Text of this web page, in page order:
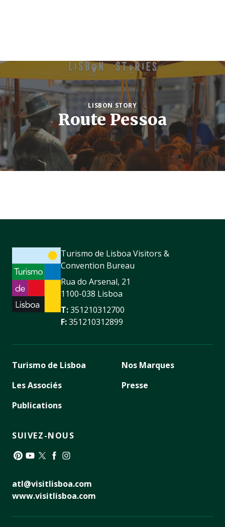
LISBON STORY
Route Pessoa
Turismo de Lisboa Visitors &
Convention Bureau
Rua do Arsenal, 21
1100-038 Lisboa
T:351210312700
F:351210312899
Turismo de Lisboa
Les Associés
Publications
Nos Marques
Presse
SUIVEZ-NOUS
atl@visitlisboa.com
www.visitlisboa.com